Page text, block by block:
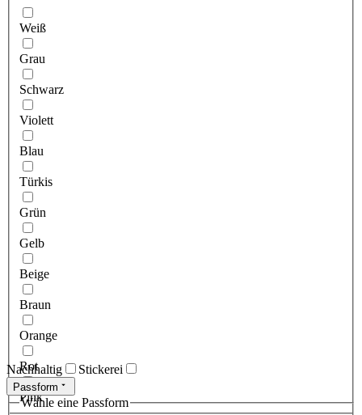
Weiß
Grau
Schwarz
Violett
Blau
Türkis
Grün
Gelb
Beige
Braun
Orange
Rot
Pink
Nachhaltig Stickerei
Passform
Wähle eine Passform